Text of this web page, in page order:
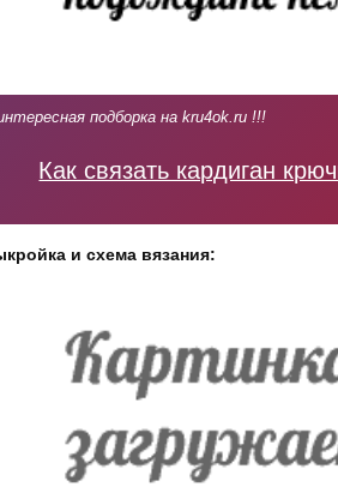
подборка на kru4ok.ru !!!
Как связать кардиган
и схема вязания: